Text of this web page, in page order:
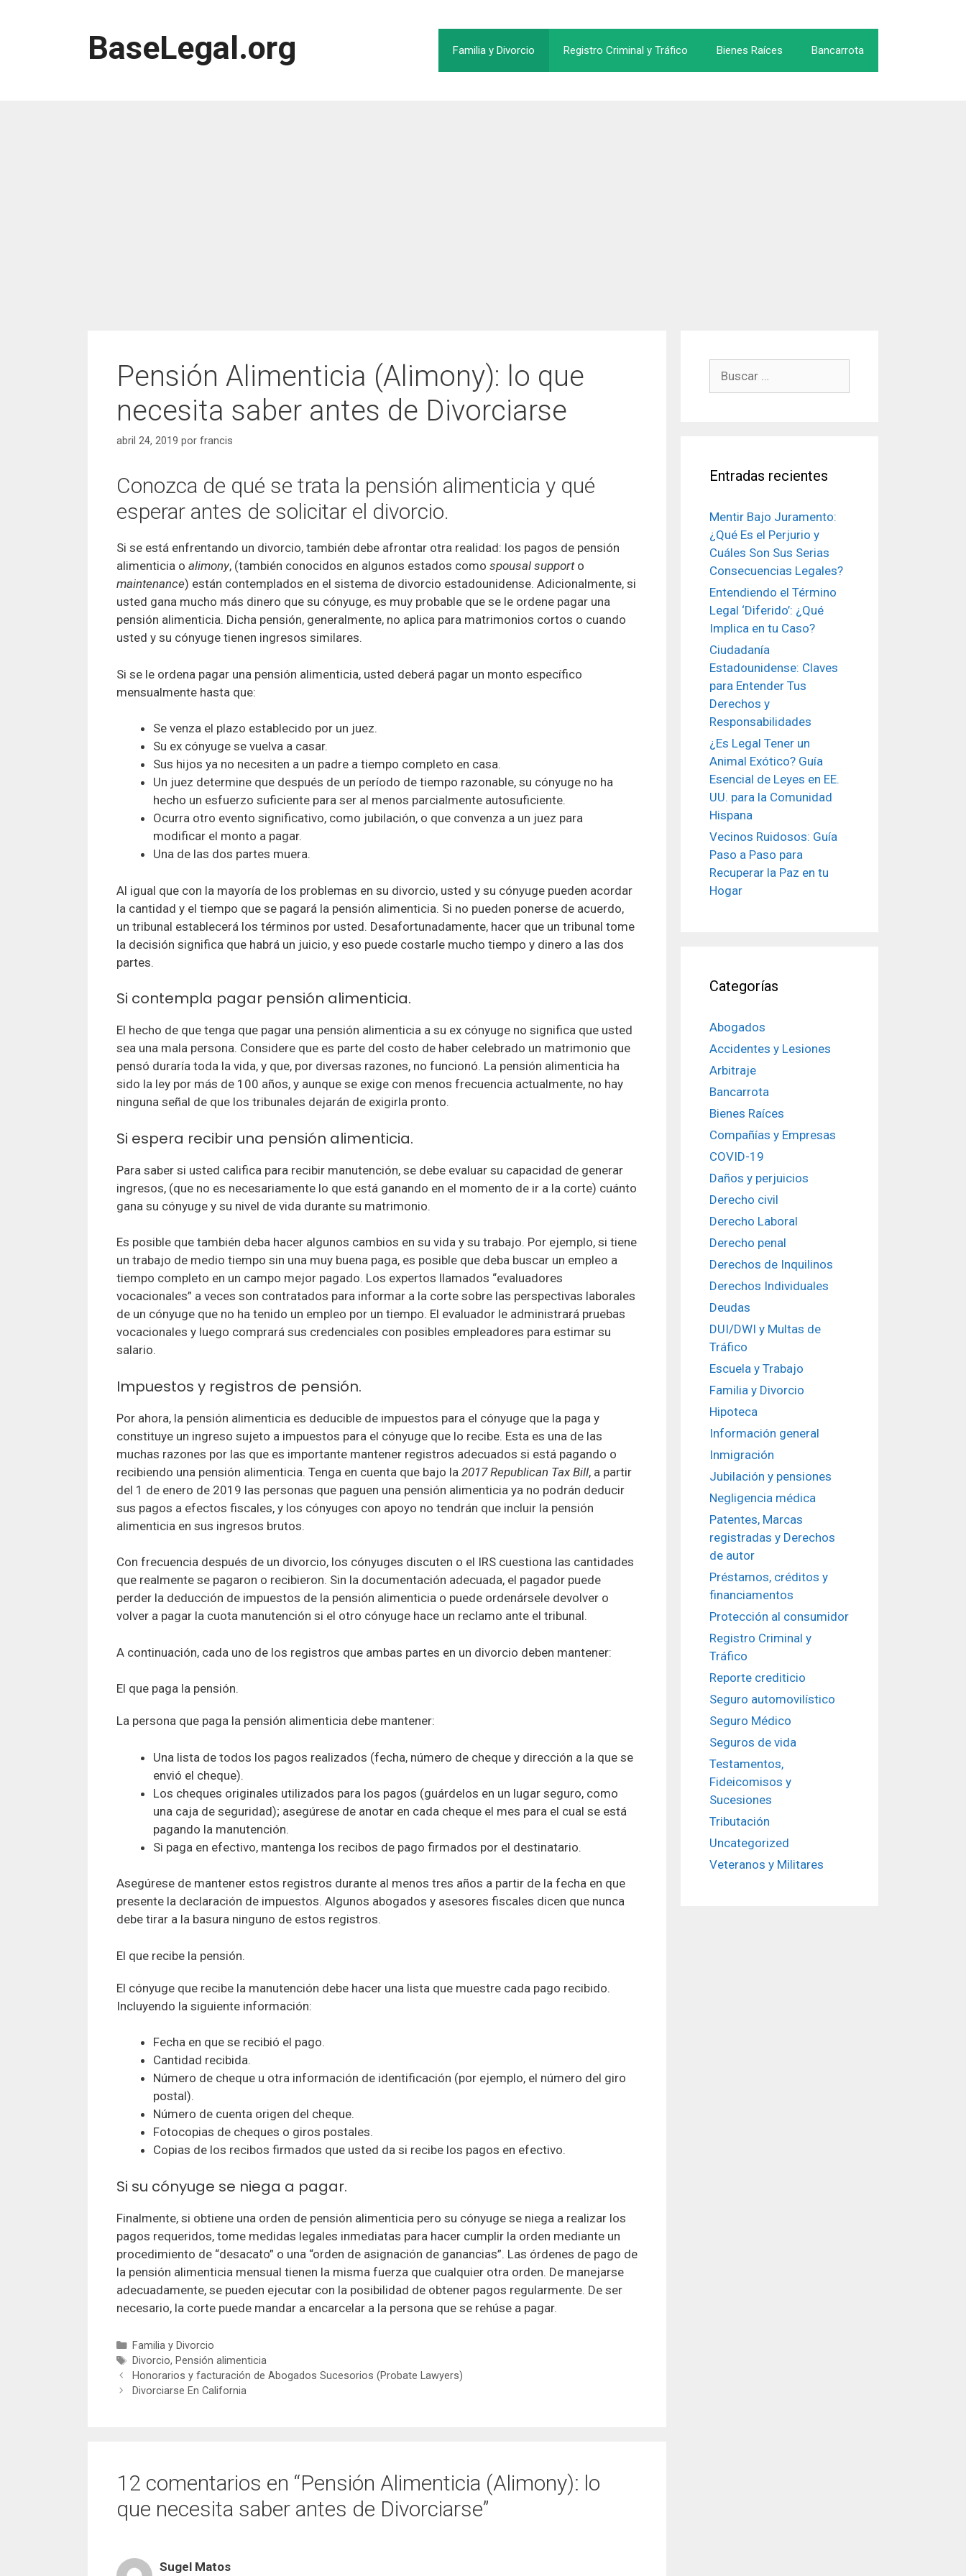
BaseLegal.org Familia y Divorcio Registro Criminal y Tráfico Bienes Raíces Bancarrota
Pensión Alimenticia (Alimony): lo que
necesita saber antes de Divorciarse
abril 24, 2019 por francis
Conozca de qué se trata la pensión alimenticia y qué
esperar antes de solicitar el divorcio.
Si se está enfrentando un divorcio, también debe afrontar otra realidad: los pagos de pensión
alimenticia o alimony, (también conocidos en algunos estados como spousal supporto
maintenance) están contemplados en el sistema de divorcio estadounidense. Adicionalmente, si
usted gana mucho más dinero que su cónyuge, es muy probable que se le ordene pagar una
pensión alimenticia. Dicha pensión, generalmente, no aplica para matrimonios cortos o cuando
usted y su cónyuge tienen ingresos similares.
Si se le ordena pagar una pensión alimenticia, usted deberá pagar un monto específico
mensualmente hasta que:
Se venza el plazo establecido por un juez.
Su ex cónyuge se vuelva a casar.
Sus hijos ya no necesiten a un padre a tiempo completo en casa.
Un juez determine que después de un período de tiempo razonable, su cónyuge no ha
hecho un esfuerzo suficiente para ser al menos parcialmente autosuficiente.
Ocurra otro evento significativo, como jubilación, o que convenza a un juez para
modificar el monto a pagar.
Una de las dos partes muera.
Al igual que con la mayoría de los problemas en su divorcio, usted y su cónyuge pueden acordar
la cantidad y el tiempo que se pagará la pensión alimenticia. Si no pueden ponerse de acuerdo,
un tribunal establecerá los términos por usted. Desafortunadamente, hacer que un tribunal tome
la decisión significa que habrá un juicio, y eso puede costarle mucho tiempo y dinero a las dos
partes.
Si contempla pagar pensión alimenticia.
El hecho de que tenga que pagar una pensión alimenticia a su ex cónyuge no significa que usted
sea una mala persona. Considere que es parte del costo de haber celebrado un matrimonio que
pensó duraría toda la vida, y que, por diversas razones, no funcionó. La pensión alimenticia ha
sido la ley por más de 100 años, y aunque se exige con menos frecuencia actualmente, no hay
ninguna señal de que los tribunales dejarán de exigirla pronto.
Si espera recibir una pensión alimenticia.
Para saber si usted califica para recibir manutención, se debe evaluar su capacidad de generar
ingresos, (que no es necesariamente lo que está ganando en el momento de ir a la corte) cuánto
gana su cónyuge y su nivel de vida durante su matrimonio.
Es posible que también deba hacer algunos cambios en su vida y su trabajo. Por ejemplo, si tiene
un trabajo de medio tiempo sin una muy buena paga, es posible que deba buscar un empleo a
tiempo completo en un campo mejor pagado. Los expertos llamados “evaluadores
vocacionales” a veces son contratados para informar a la corte sobre las perspectivas laborales
de un cónyuge que no ha tenido un empleo por un tiempo. El evaluador le administrará pruebas
vocacionales y luego comprará sus credenciales con posibles empleadores para estimar su
salario.
Impuestos y registros de pensión.
Por ahora, la pensión alimenticia es deducible de impuestos para el cónyuge que la paga y
constituye un ingreso sujeto a impuestos para el cónyuge que lo recibe. Esta es una de las
muchas razones por las que es importante mantener registros adecuados si está pagando o
recibiendo una pensión alimenticia. Tenga en cuenta que bajo la 2017 Republican Tax Bill, a partir
del 1 de enero de 2019 las personas que paguen una pensión alimenticia ya no podrán deducir
sus pagos a efectos fiscales, y los cónyuges con apoyo no tendrán que incluir la pensión
alimenticia en sus ingresos brutos.
Con frecuencia después de un divorcio, los cónyuges discuten o el IRS cuestiona las cantidades
que realmente se pagaron o recibieron. Sin la documentación adecuada, el pagador puede
perder la deducción de impuestos de la pensión alimenticia o puede ordenársele devolver o
volver a pagar la cuota manutención si el otro cónyuge hace un reclamo ante el tribunal.
A continuación, cada uno de los registros que ambas partes en un divorcio deben mantener:
El que paga la pensión.
La persona que paga la pensión alimenticia debe mantener:
Una lista de todos los pagos realizados (fecha, número de cheque y dirección a la que se
envió el cheque).
Los cheques originales utilizados para los pagos (guárdelos en un lugar seguro, como
una caja de seguridad); asegúrese de anotar en cada cheque el mes para el cual se está
pagando la manutención.
Si paga en efectivo, mantenga los recibos de pago firmados por el destinatario.
Asegúrese de mantener estos registros durante al menos tres años a partir de la fecha en que
presente la declaración de impuestos. Algunos abogados y asesores fiscales dicen que nunca
debe tirar a la basura ninguno de estos registros.
El que recibe la pensión.
El cónyuge que recibe la manutención debe hacer una lista que muestre cada pago recibido.
Incluyendo la siguiente información:
Fecha en que se recibió el pago.
Cantidad recibida.
Número de cheque u otra información de identificación (por ejemplo, el número del giro
postal).
Número de cuenta origen del cheque.
Fotocopias de cheques o giros postales.
Copias de los recibos firmados que usted da si recibe los pagos en efectivo.
Si su cónyuge se niega a pagar.
Finalmente, si obtiene una orden de pensión alimenticia pero su cónyuge se niega a realizar los
pagos requeridos, tome medidas legales inmediatas para hacer cumplir la orden mediante un
procedimiento de “desacato” o una “orden de asignación de ganancias”. Las órdenes de pago de
la pensión alimenticia mensual tienen la misma fuerza que cualquier otra orden. De manejarse
adecuadamente, se pueden ejecutar con la posibilidad de obtener pagos regularmente. De ser
necesario, la corte puede mandar a encarcelar a la persona que se rehúse a pagar.
Categorías
Familia y Divorcio
Etiquetas
Divorcio, Pensión alimenticia
Honorarios y facturación de Abogados Sucesorios (Probate Lawyers)
Divorciarse En California
12 comentarios en “Pensión Alimenticia (Alimony): lo
que necesita saber antes de Divorciarse”
Sugel Matos
Entradas recientes
Mentir Bajo Juramento:
¿Qué Es el Perjurio y
Cuáles Son Sus Serias
Consecuencias Legales?
Entendiendo el Término
Legal ‘Diferido’: ¿Qué
Implica en tu Caso?
Ciudadanía
Estadounidense: Claves
para Entender Tus
Derechos y
Responsabilidades
¿Es Legal Tener un
Animal Exótico? Guía
Esencial de Leyes en EE.
UU. para la Comunidad
Hispana
Vecinos Ruidosos: Guía
Paso a Paso para
Recuperar la Paz en tu
Hogar
Categorías
Abogados
Accidentes y Lesiones
Arbitraje
Bancarrota
Bienes Raíces
Compañías y Empresas
COVID-19
Daños y perjuicios
Derecho civil
Derecho Laboral
Derecho penal
Derechos de Inquilinos
Derechos Individuales
Deudas
DUI/DWI y Multas de
Tráfico
Escuela y Trabajo
Familia y Divorcio
Hipoteca
Información general
Inmigración
Jubilación y pensiones
Negligencia médica
Patentes, Marcas
registradas y Derechos
de autor
Préstamos, créditos y
financiamentos
Protección al consumidor
Registro Criminal y
Tráfico
Reporte crediticio
Seguro automovilístico
Seguro Médico
Seguros de vida
Testamentos,
Fideicomisos y
Sucesiones
Tributación
Uncategorized
Veteranos y Militares